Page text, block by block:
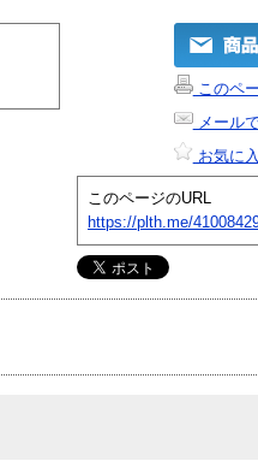
このペ
メール
お気に
このページのURL
https://plth.me/